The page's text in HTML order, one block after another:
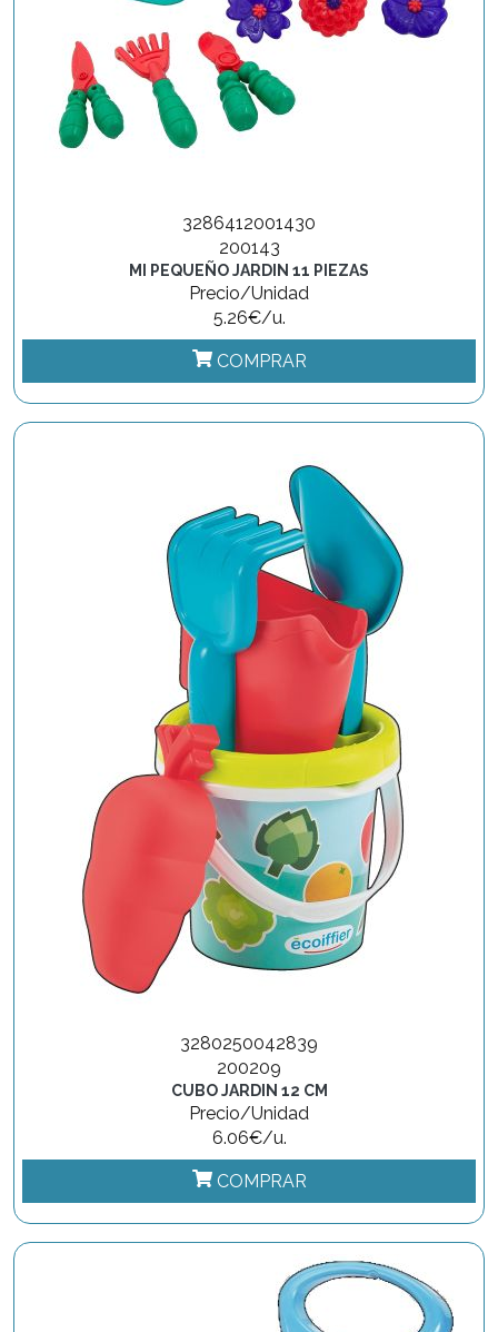
3286412001430
200143
MI PEQUEÑO JARDIN 11 PIEZAS
Precio/Unidad
5.26€/u.
COMPRAR
3280250042839
200209
CUBO JARDIN 12 CM
Precio/Unidad
6.06€/u.
COMPRAR